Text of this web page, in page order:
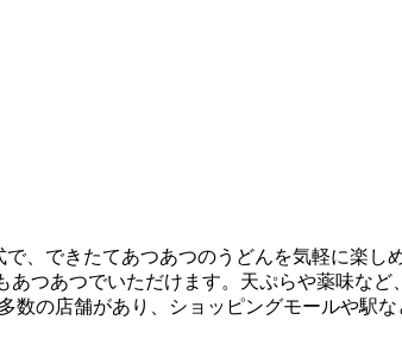
、できたてあつあつのうどんを気軽に楽し
つあつでいただけます。天ぷらや薬味な
の店舗があり、ショッピングモールや駅